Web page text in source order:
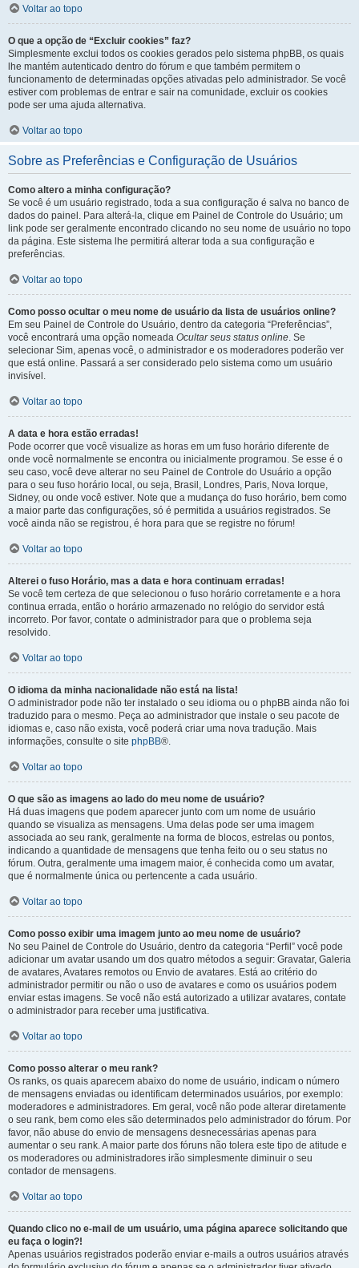
Voltar ao topo
O que a opção de “Excluir cookies” faz?
Simplesmente exclui todos os cookies gerados pelo sistema phpBB, os quais
lhe mantém autenticado dentro do fórum e que também permitem o
funcionamento de determinadas opções ativadas pelo administrador. Se você
estiver com problemas de entrar e sair na comunidade, excluir os cookies
pode ser uma ajuda alternativa.
Voltar ao topo
Sobre as Preferências e Configuração de Usuários
Como altero a minha configuração?
Se você é um usuário registrado, toda a sua configuração é salva no banco de
dados do painel. Para alterá-la, clique em Painel de Controle do Usuário; um
link pode ser geralmente encontrado clicando no seu nome de usuário no topo
da página. Este sistema lhe permitirá alterar toda a sua configuração e
preferências.
Voltar ao topo
Como posso ocultar o meu nome de usuário da lista de usuários online?
Em seu Painel de Controle do Usuário, dentro da categoria “Preferências”,
você encontrará uma opção nomeada Ocultar seus status online. Se
selecionar Sim, apenas você, o administrador e os moderadores poderão ver
que está online. Passará a ser considerado pelo sistema como um usuário
invisível.
Voltar ao topo
A data e hora estão erradas!
Pode ocorrer que você visualize as horas em um fuso horário diferente de
onde você normalmente se encontra ou inicialmente programou. Se esse é o
seu caso, você deve alterar no seu Painel de Controle do Usuário a opção
para o seu fuso horário local, ou seja, Brasil, Londres, Paris, Nova Iorque,
Sidney, ou onde você estiver. Note que a mudança do fuso horário, bem como
a maior parte das configurações, só é permitida a usuários registrados. Se
você ainda não se registrou, é hora para que se registre no fórum!
Voltar ao topo
Alterei o fuso Horário, mas a data e hora continuam erradas!
Se você tem certeza de que selecionou o fuso horário corretamente e a hora
continua errada, então o horário armazenado no relógio do servidor está
incorreto. Por favor, contate o administrador para que o problema seja
resolvido.
Voltar ao topo
O idioma da minha nacionalidade não está na lista!
O administrador pode não ter instalado o seu idioma ou o phpBB ainda não foi
traduzido para o mesmo. Peça ao administrador que instale o seu pacote de
idiomas e, caso não exista, você poderá criar uma nova tradução. Mais
informações, consulte o site phpBB®.
Voltar ao topo
O que são as imagens ao lado do meu nome de usuário?
Há duas imagens que podem aparecer junto com um nome de usuário
quando se visualiza as mensagens. Uma delas pode ser uma imagem
associada ao seu rank, geralmente na forma de blocos, estrelas ou pontos,
indicando a quantidade de mensagens que tenha feito ou o seu status no
fórum. Outra, geralmente uma imagem maior, é conhecida como um avatar,
que é normalmente única ou pertencente a cada usuário.
Voltar ao topo
Como posso exibir uma imagem junto ao meu nome de usuário?
No seu Painel de Controle do Usuário, dentro da categoria “Perfil” você pode
adicionar um avatar usando um dos quatro métodos a seguir: Gravatar, Galeria
de avatares, Avatares remotos ou Envio de avatares. Está ao critério do
administrador permitir ou não o uso de avatares e como os usuários podem
enviar estas imagens. Se você não está autorizado a utilizar avatares, contate
o administrador para receber uma justificativa.
Voltar ao topo
Como posso alterar o meu rank?
Os ranks, os quais aparecem abaixo do nome de usuário, indicam o número
de mensagens enviadas ou identificam determinados usuários, por exemplo:
moderadores e administradores. Em geral, você não pode alterar diretamente
o seu rank, bem como eles são determinados pelo administrador do fórum. Por
favor, não abuse do envio de mensagens desnecessárias apenas para
aumentar o seu rank. A maior parte dos fóruns não tolera este tipo de atitude e
os moderadores ou administradores irão simplesmente diminuir o seu
contador de mensagens.
Voltar ao topo
Quando clico no e-mail de um usuário, uma página aparece solicitando que
eu faça o login?!
Apenas usuários registrados poderão enviar e-mails a outros usuários através